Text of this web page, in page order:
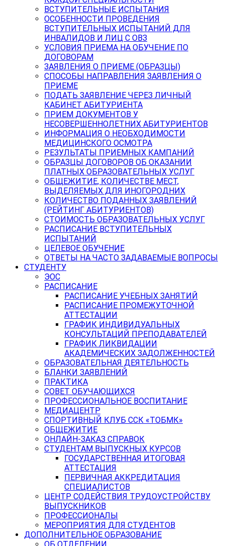
ВСТУПИТЕЛЬНЫЕ ИСПЫТАНИЯ
ОСОБЕННОСТИ ПРОВЕДЕНИЯ
ВСТУПИТЕЛЬНЫХ ИСПЫТАНИЙ ДЛЯ
ИНВАЛИДОВ И ЛИЦ С ОВЗ
УСЛОВИЯ ПРИЕМА НА ОБУЧЕНИЕ ПО
ДОГОВОРАМ
ЗАЯВЛЕНИЯ О ПРИЕМЕ (ОБРАЗЦЫ)
СПОСОБЫ НАПРАВЛЕНИЯ ЗАЯВЛЕНИЯ О
ПРИЕМЕ
ПОДАТЬ ЗАЯВЛЕНИЕ ЧЕРЕЗ ЛИЧНЫЙ
КАБИНЕТ АБИТУРИЕНТА
ПРИЕМ ДОКУМЕНТОВ У
НЕСОВЕРШЕННОЛЕТНИХ АБИТУРИЕНТОВ
ИНФОРМАЦИЯ О НЕОБХОДИМОСТИ
МЕДИЦИНСКОГО ОСМОТРА
РЕЗУЛЬТАТЫ ПРИЕМНЫХ КАМПАНИЙ
ОБРАЗЦЫ ДОГОВОРОВ ОБ ОКАЗАНИИ
ПЛАТНЫХ ОБРАЗОВАТЕЛЬНЫХ УСЛУГ
ОБЩЕЖИТИЕ, КОЛИЧЕСТВЕ МЕСТ,
ВЫДЕЛЯЕМЫХ ДЛЯ ИНОГОРОДНИХ
КОЛИЧЕСТВО ПОДАННЫХ ЗАЯВЛЕНИЙ
(РЕЙТИНГ АБИТУРИЕНТОВ)
СТОИМОСТЬ ОБРАЗОВАТЕЛЬНЫХ УСЛУГ
РАСПИСАНИЕ ВСТУПИТЕЛЬНЫХ
ИСПЫТАНИЙ
ЦЕЛЕВОЕ ОБУЧЕНИЕ
ОТВЕТЫ НА ЧАСТО ЗАДАВАЕМЫЕ ВОПРОСЫ
СТУДЕНТУ
ЭОС
РАСПИСАНИЕ
РАСПИСАНИЕ УЧЕБНЫХ ЗАНЯТИЙ
РАСПИСАНИЕ ПРОМЕЖУТОЧНОЙ
АТТЕСТАЦИИ
ГРАФИК ИНДИВИДУАЛЬНЫХ
КОНСУЛЬТАЦИЙ ПРЕПОДАВАТЕЛЕЙ
ГРАФИК ЛИКВИДАЦИИ
АКАДЕМИЧЕСКИХ ЗАДОЛЖЕННОСТЕЙ
ОБРАЗОВАТЕЛЬНАЯ ДЕЯТЕЛЬНОСТЬ
БЛАНКИ ЗАЯВЛЕНИЙ
ПРАКТИКА
СОВЕТ ОБУЧАЮЩИХСЯ
ПРОФЕССИОНАЛЬНОЕ ВОСПИТАНИЕ
МЕДИАЦЕНТР
СПОРТИВНЫЙ КЛУБ ССК «ТОБМК»
ОБЩЕЖИТИЕ
ОНЛАЙН-ЗАКАЗ СПРАВОК
СТУДЕНТАМ ВЫПУСКНЫХ КУРСОВ
ГОСУДАРСТВЕННАЯ ИТОГОВАЯ
АТТЕСТАЦИЯ
ПЕРВИЧНАЯ АККРЕДИТАЦИЯ
СПЕЦИАЛИСТОВ
ЦЕНТР СОДЕЙСТВИЯ ТРУДОУСТРОЙСТВУ
ВЫПУСКНИКОВ
ПРОФЕССИОНАЛЫ
МЕРОПРИЯТИЯ ДЛЯ СТУДЕНТОВ
ДОПОЛНИТЕЛЬНОЕ ОБРАЗОВАНИЕ